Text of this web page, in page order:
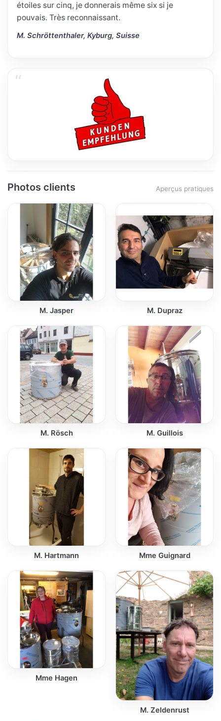
étoiles sur cinq, je donnerais même six si je
pouvais. Très reconnaissant.
M. Schröttenthaler, Kyburg, Suisse
Photos clients Aperçus pratiques
M. Jasper M. Dupraz
M. Rösch M. Guillois
M. Hartmann Mme Guignard
Mme Hagen
M. Zeldenrust